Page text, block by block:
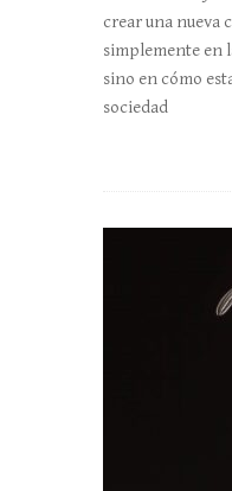
crear una nueva
simplemente en
sino en cómo
sociedad